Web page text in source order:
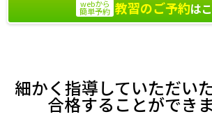
webから
簡単予約 教習のご予約は
細かく指導していただい
合格することができ